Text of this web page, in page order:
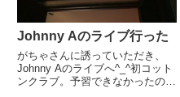
Johnny Aのライブ行った
がちゃさんに誘っていただき、
Johnny Aのライブへ^_^初コット
ンクラブ。予習できなかったので